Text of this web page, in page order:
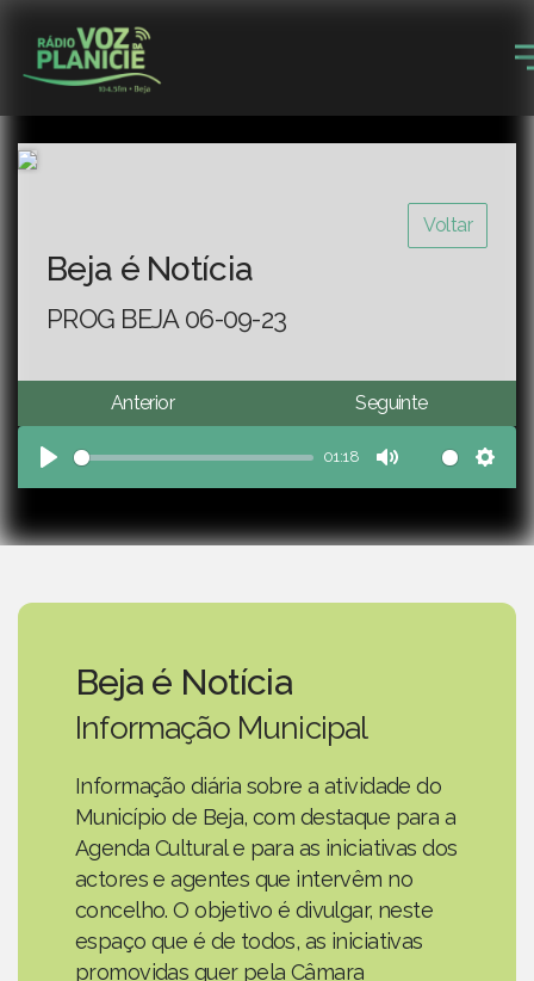
Voltar
Beja é Notícia
PROG BEJA 06-09-23
Anterior Seguinte
Play
01:18
Mute
Beja é Notícia
Informação Municipal
Informação diária sobre a atividade do
Município de Beja, com destaque para a
Agenda Cultural e para as iniciativas dos
actores e agentes que intervêm no
concelho. O objetivo é divulgar, neste
espaço que é de todos, as iniciativas
promovidas quer pela Câmara